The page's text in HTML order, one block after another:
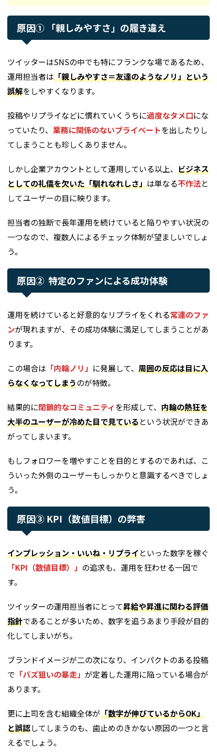
原因① 「親しみやすさ」の履き違え
ツイッターはSNSの中でも特にフランクな場であるため、
運用担当者は「親しみやすさ＝友達のようなノリ」という
誤解をしやすくなります。
投稿やリプライなどに慣れていくうちに過度なタメ口にな
っていたり、 業務に関係のないプライベートを出したりし
てしまうことも珍しくありません。
しかし企業アカウントとして運用している以上、 ビジネス
としての礼儀を欠いた「馴れなれしさ」は単なる不作法と
してユーザーの目に映ります。
担当者の独断で長年運用を続けていると陥りやすい状況の
一つなので、複数人によるチェック体制が望ましいでしょ
う。
原因② 特定のファンによる成功体験
運用を続けていると好意的なリプライをくれる常連のファ
ンが現れますが、その成功体験に満足してしまうことがあ
ります。
この場合は 「内輪ノリ」 に発展して、 周囲の反応は目に入
らなくなってしまうのが特徴。
結果的に閉鎖的なコミュニティを形成して、 内輪の熱狂を
大半のユーザーが冷めた目で見ているという状況ができあ
がってしまいます。
もしフォロワーを増やすことを目的とするのであれば、こ
ういった外側のユーザーもしっかりと意識するべきでしょ
う。
原因③ KPI（数値目標）の弊害
インプレッション・いいね・リプライといった数字を稼ぐ
「KPI（数値目標）」 の追求も、運用を狂わせる一因で
す。
ツイッターの運用担当者にとって昇給や昇進に関わる評価
指針であることが多いため、数字を追うあまり手段が目的
化してしまいがち。
ブランドイメージが二の次になり、インパクトのある投稿
で 「バズ狙いの暴走」 が定着した運用に陥っている場合が
あります。
更に上司を含む組織全体が「数字が伸びているからOK」
と誤認してしまうのも、歯止めのきかない原因の一つと言
えるでしょう。